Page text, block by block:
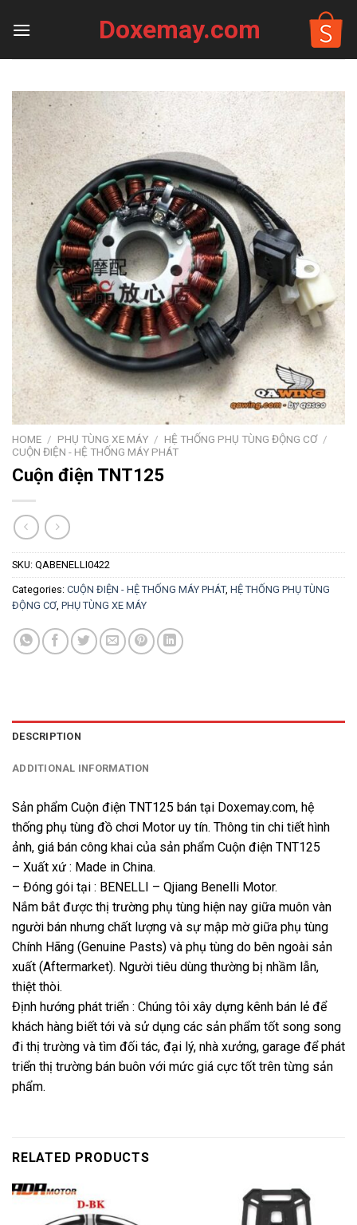
Doxemay.com
HOME / PHỤ TÙNG XE MÁY / HỆ THỐNG PHỤ TÙNG ĐỘNG CƠ /
CUỘN ĐIỆN - HỆ THỐNG MÁY PHÁT
Cuộn điện TNT125
SKU: QABENELLI0422
Categories: CUỘN ĐIỆN - HỆ THỐNG MÁY PHÁT, HỆ THỐNG PHỤ TÙNG
ĐỘNG CƠ, PHỤ TÙNG XE MÁY
DESCRIPTION
ADDITIONAL INFORMATION
Sản phẩm Cuộn điện TNT125 bán tại Doxemay.com, hệ
thống phụ tùng đồ chơi Motor uy tín. Thông tin chi tiết hình
ảnh, giá bán công khai của sản phẩm Cuộn điện TNT125
– Xuất xứ : Made in China.
– Đóng gói tại : BENELLI – Qjiang Benelli Motor.
Nắm bắt được thị trường phụ tùng hiện nay giữa muôn vàn
người bán nhưng chất lượng và sự mập mờ giữa phụ tùng
Chính Hãng (Genuine Pasts) và phụ tùng do bên ngoài sản
xuất (Aftermarket). Người tiêu dùng thường bị nhầm lẫn,
thiệt thòi.
Định hướng phát triển : Chúng tôi xây dựng kênh bán lẻ để
khách hàng biết tới và sử dụng các sản phẩm tốt song song
đi thị trường và tìm đối tác, đại lý, nhà xưởng, garage để phát
triển thị trường bán buôn với mức giá cực tốt trên từng sản
phẩm.
RELATED PRODUCTS